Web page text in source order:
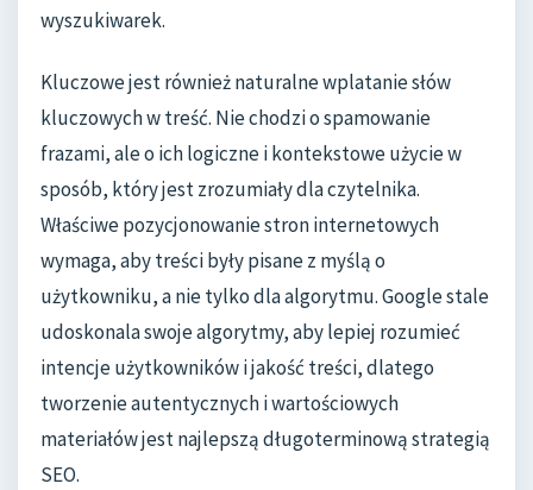
wyszukiwarek.
Kluczowe jest również naturalne wplatanie słów
kluczowych w treść. Nie chodzi o spamowanie
frazami, ale o ich logiczne i kontekstowe użycie w
sposób, który jest zrozumiały dla czytelnika.
Właściwe pozycjonowanie stron internetowych
wymaga, aby treści były pisane z myślą o
użytkowniku, a nie tylko dla algorytmu. Google stale
udoskonala swoje algorytmy, aby lepiej rozumieć
intencje użytkowników i jakość treści, dlatego
tworzenie autentycznych i wartościowych
materiałów jest najlepszą długoterminową strategią
SEO.